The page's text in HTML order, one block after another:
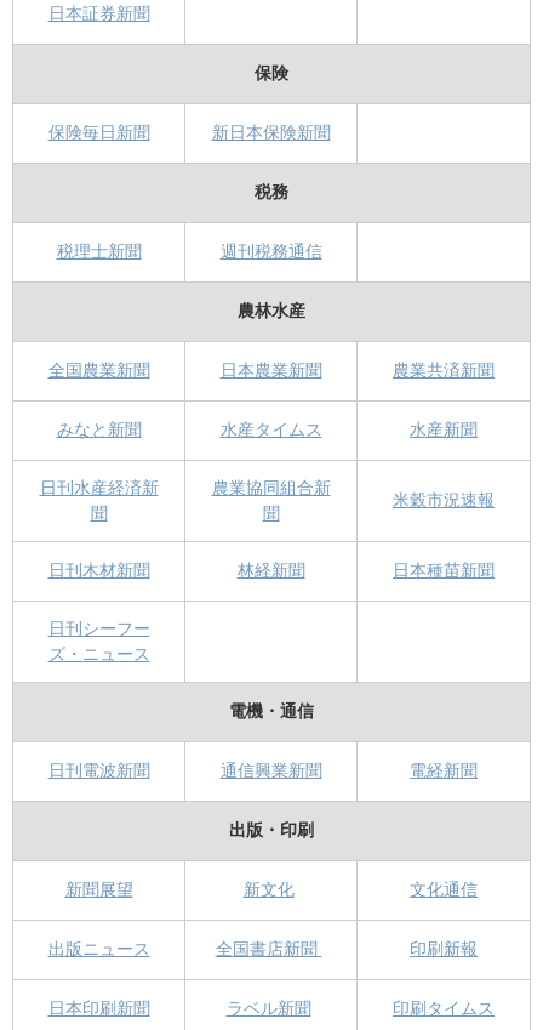
日本証券新聞
保険
保険毎日新聞 新日本保険新聞
税務
税理士新聞 週刊税務通信
農林水産
全国農業新聞 日本農業新聞 農業共済新聞
みなと新聞 水産タイムス 水産新聞
日刊水産経済新
聞
農業協同組合新
聞
米穀市況速報
日刊木材新聞 林経新聞 日本種苗新聞
日刊シーフー
ズ・ニュース
電機・通信
日刊電波新聞 通信興業新聞 電経新聞
出版・印刷
新聞展望 新文化 文化通信
出版ニュース 全国書店新聞 印刷新報
日本印刷新聞 ラベル新聞 印刷タイムス